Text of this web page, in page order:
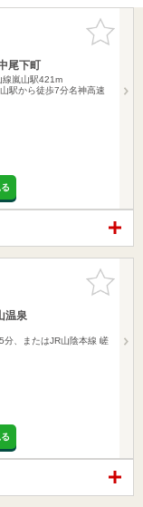
お気に入
りに追加
尾下町
線嵐山駅421m
駅から徒歩7分名神高速
お気に入
りに追加
温泉
分、またはJR山陰本線 嵯